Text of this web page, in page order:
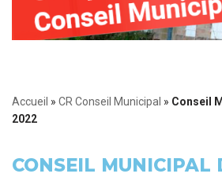
Accueil » CR Conseil Municipal » Conseil
2022
CONSEIL MUNICIPAL